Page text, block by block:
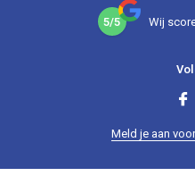
5/5 Wij
Meld je aan